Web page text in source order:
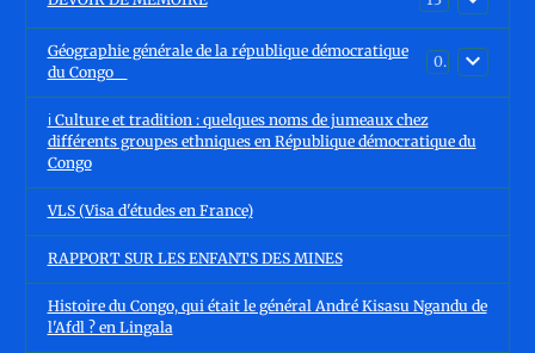
Géographie générale de la république démocratique
du Congo
0
ℹ️ Culture et tradition : quelques noms de jumeaux chez
différents groupes ethniques en République démocratique du
Congo
VLS (Visa d'études en France)
RAPPORT SUR LES ENFANTS DES MINES
Histoire du Congo, qui était le général André Kisasu Ngandu de
l'Afdl ? en Lingala